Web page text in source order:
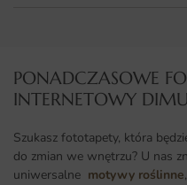
PONADCZASOWE
INTERNETOWY
Szukasz fototapety, która
do zmian we wnętrzu? U nas
uniwersalne motywy roślinne